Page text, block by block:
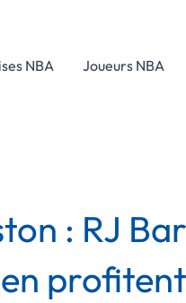
NBA Joueurs NBA
: RJ
en